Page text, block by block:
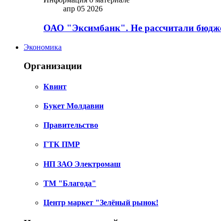
апр 05 2026
ОАО "Эксимбанк". Не рассчитали
Экономика
Организации
Квинт
Букет Молдавии
Правительство
ГТК ПМР
НП ЗАО Электромаш
ТМ "Благода"
Центр маркет "Зелёный рынок!